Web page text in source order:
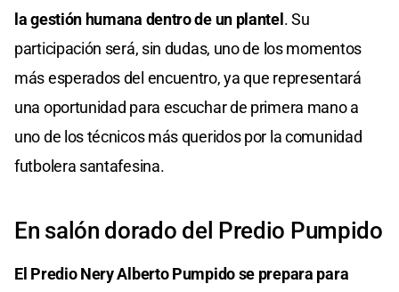
la gestión humana dentro de un plantel. Su
participación será, sin dudas, uno de los momentos
más esperados del encuentro, ya que representará
una oportunidad para escuchar de primera mano a
uno de los técnicos más queridos por la comunidad
futbolera santafesina.
En salón dorado del Predio Pumpido
El Predio Nery Alberto Pumpido se prepara para